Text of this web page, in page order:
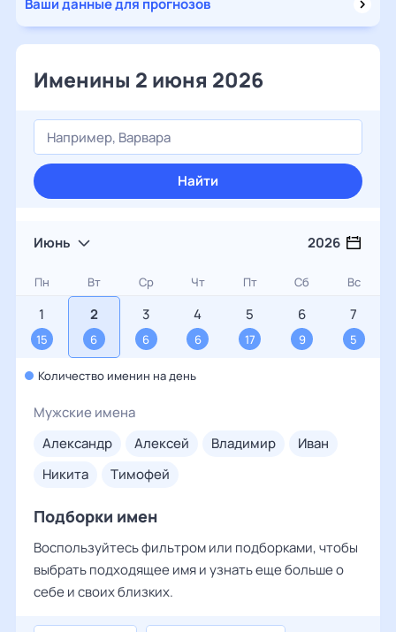
Ваши данные для прогнозов
Именины 2 июня 2026
Найти
Июнь 2026
Пн Вт Ср Чт Пт Сб Вс
1
15
2
6
3
6
4
6
5
17
6
9
7
5
Количество именин на день
Мужские имена
александр
алексей владимир
иван
никита
тимофей
Подборки имен
Воспользуйтесь фильтром или подборками, чтобы
выбрать подходящее имя и узнать еще больше о
себе и своих близких.